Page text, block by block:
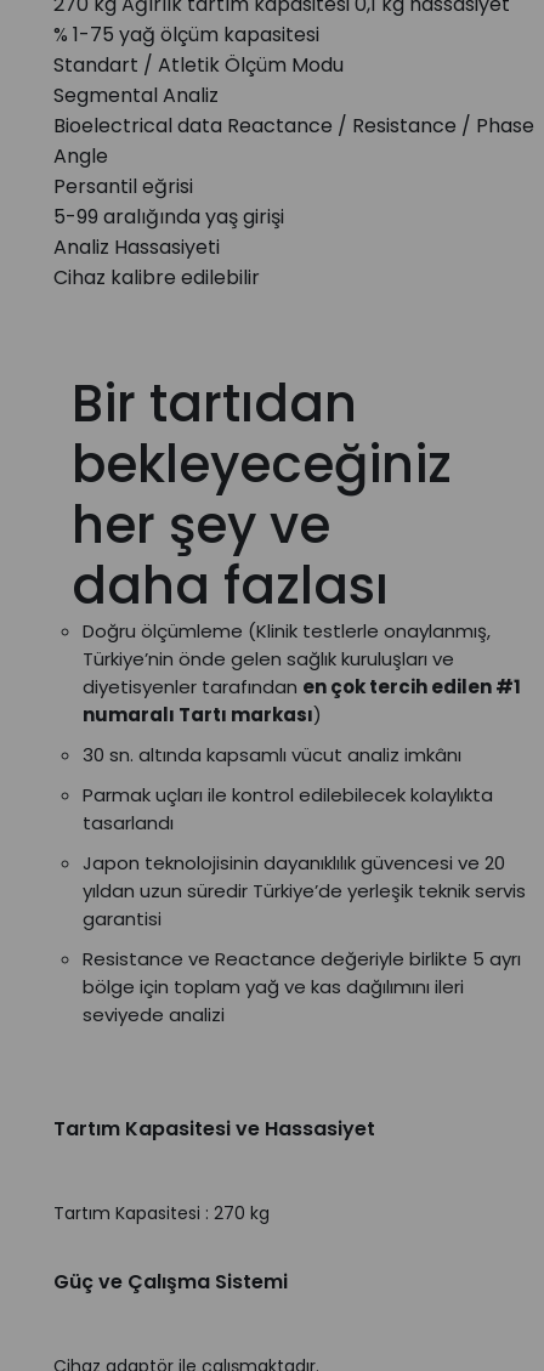
% 1-75 yağ ölçüm kapasitesi
Standart / Atletik Ölçüm Modu
Segmental Analiz
Bioelectrical data Reactance / Resistance / Phase
Angle
Persantil eğrisi
5-99 aralığında yaş girişi
Analiz Hassasiyeti
Cihaz kalibre edilebilir
Bir tartıdan
bekleyeceğiniz
her şey ve
daha fazlası
Doğru ölçümleme (Klinik testlerle onaylanmış,
Türkiye’nin önde gelen sağlık kuruluşları ve
diyetisyenler tarafından en çok tercih edilen #1
numaralı Tartı markası)
30 sn. altında kapsamlı vücut analiz imkânı
Parmak uçları ile kontrol edilebilecek kolaylıkta
tasarlandı
Japon teknolojisinin dayanıklılık güvencesi ve 20
yıldan uzun süredir Türkiye’de yerleşik teknik servis
garantisi
Resistance ve Reactance değeriyle birlikte 5 ayrı
bölge için toplam yağ ve kas dağılımını ileri
seviyede analizi
Tartım Kapasitesi ve Hassasiyet
Tartım Kapasitesi : 270 kg
Güç ve Çalışma Sistemi
Cihaz adaptör ile çalışmaktadır.